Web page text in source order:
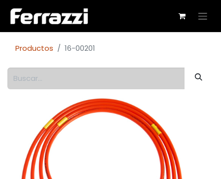
Productos 16-00201